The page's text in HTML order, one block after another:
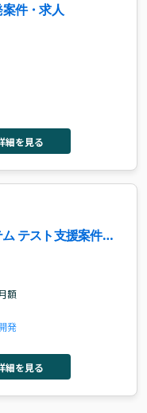
案件・求人
細を見る
テスト支援案件・
額
発
細を見る